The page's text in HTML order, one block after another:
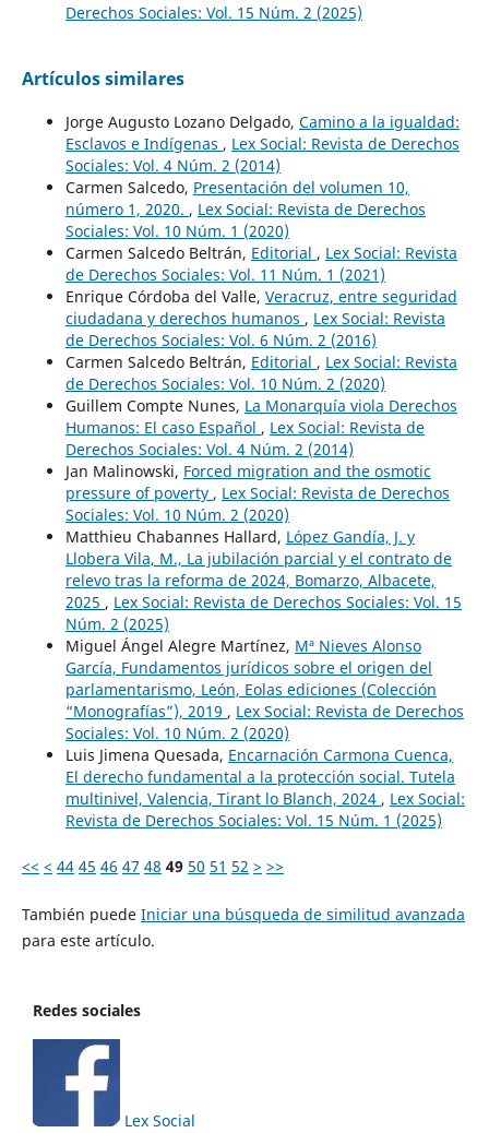
Derechos Sociales: Vol. 15 Núm. 2 (2025)
Artículos similares
Jorge Augusto Lozano Delgado, Camino a la igualdad:
Esclavos e Indígenas , Lex Social: Revista de Derechos
Sociales: Vol. 4 Núm. 2 (2014)
Carmen Salcedo, Presentación del volumen 10,
número 1, 2020. , Lex Social: Revista de Derechos
Sociales: Vol. 10 Núm. 1 (2020)
Carmen Salcedo Beltrán, Editorial , Lex Social: Revista
de Derechos Sociales: Vol. 11 Núm. 1 (2021)
Enrique Córdoba del Valle, Veracruz, entre seguridad
ciudadana y derechos humanos , Lex Social: Revista
de Derechos Sociales: Vol. 6 Núm. 2 (2016)
Carmen Salcedo Beltrán, Editorial , Lex Social: Revista
de Derechos Sociales: Vol. 10 Núm. 2 (2020)
Guillem Compte Nunes, La Monarquía viola Derechos
Humanos: El caso Español , Lex Social: Revista de
Derechos Sociales: Vol. 4 Núm. 2 (2014)
Jan Malinowski, Forced migration and the osmotic
pressure of poverty , Lex Social: Revista de Derechos
Sociales: Vol. 10 Núm. 2 (2020)
Matthieu Chabannes Hallard, López Gandía, J. y
Llobera Vila, M., La jubilación parcial y el contrato de
relevo tras la reforma de 2024, Bomarzo, Albacete,
2025 , Lex Social: Revista de Derechos Sociales: Vol. 15
Núm. 2 (2025)
Miguel Ángel Alegre Martínez, Mª Nieves Alonso
García, Fundamentos jurídicos sobre el origen del
parlamentarismo, León, Eolas ediciones (Colección
“Monografías”), 2019 , Lex Social: Revista de Derechos
Sociales: Vol. 10 Núm. 2 (2020)
Luis Jimena Quesada, Encarnación Carmona Cuenca,
El derecho fundamental a la protección social. Tutela
multinivel, Valencia, Tirant lo Blanch, 2024 , Lex Social:
Revista de Derechos Sociales: Vol. 15 Núm. 1 (2025)
<< < 44 45 46 47 48 49 50 51 52 > >>
También puede Iniciar una búsqueda de similitud avanzada
para este artículo.
Redes sociales
Lex Social